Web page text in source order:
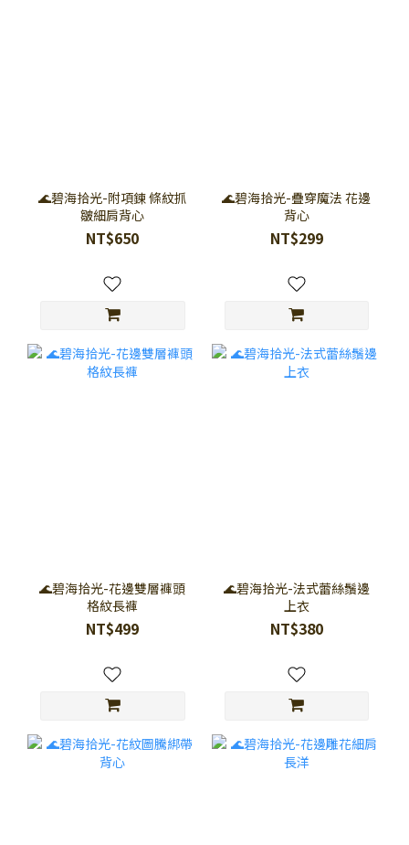
🌊碧海拾光-附項鍊 條紋抓
皺細肩背心
NT$650
🌊碧海拾光-疊穿魔法 花邊
背心
NT$299
🌊碧海拾光-花邊雙層褲頭
格紋長褲
NT$499
🌊碧海拾光-法式蕾絲鬚邊
上衣
NT$380